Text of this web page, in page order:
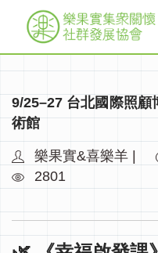
關於樂果實
線上服務
協會活動
索取翻翻卡
9/25–27 台北國際照
術館
樂果實&喜樂羊 |
2801